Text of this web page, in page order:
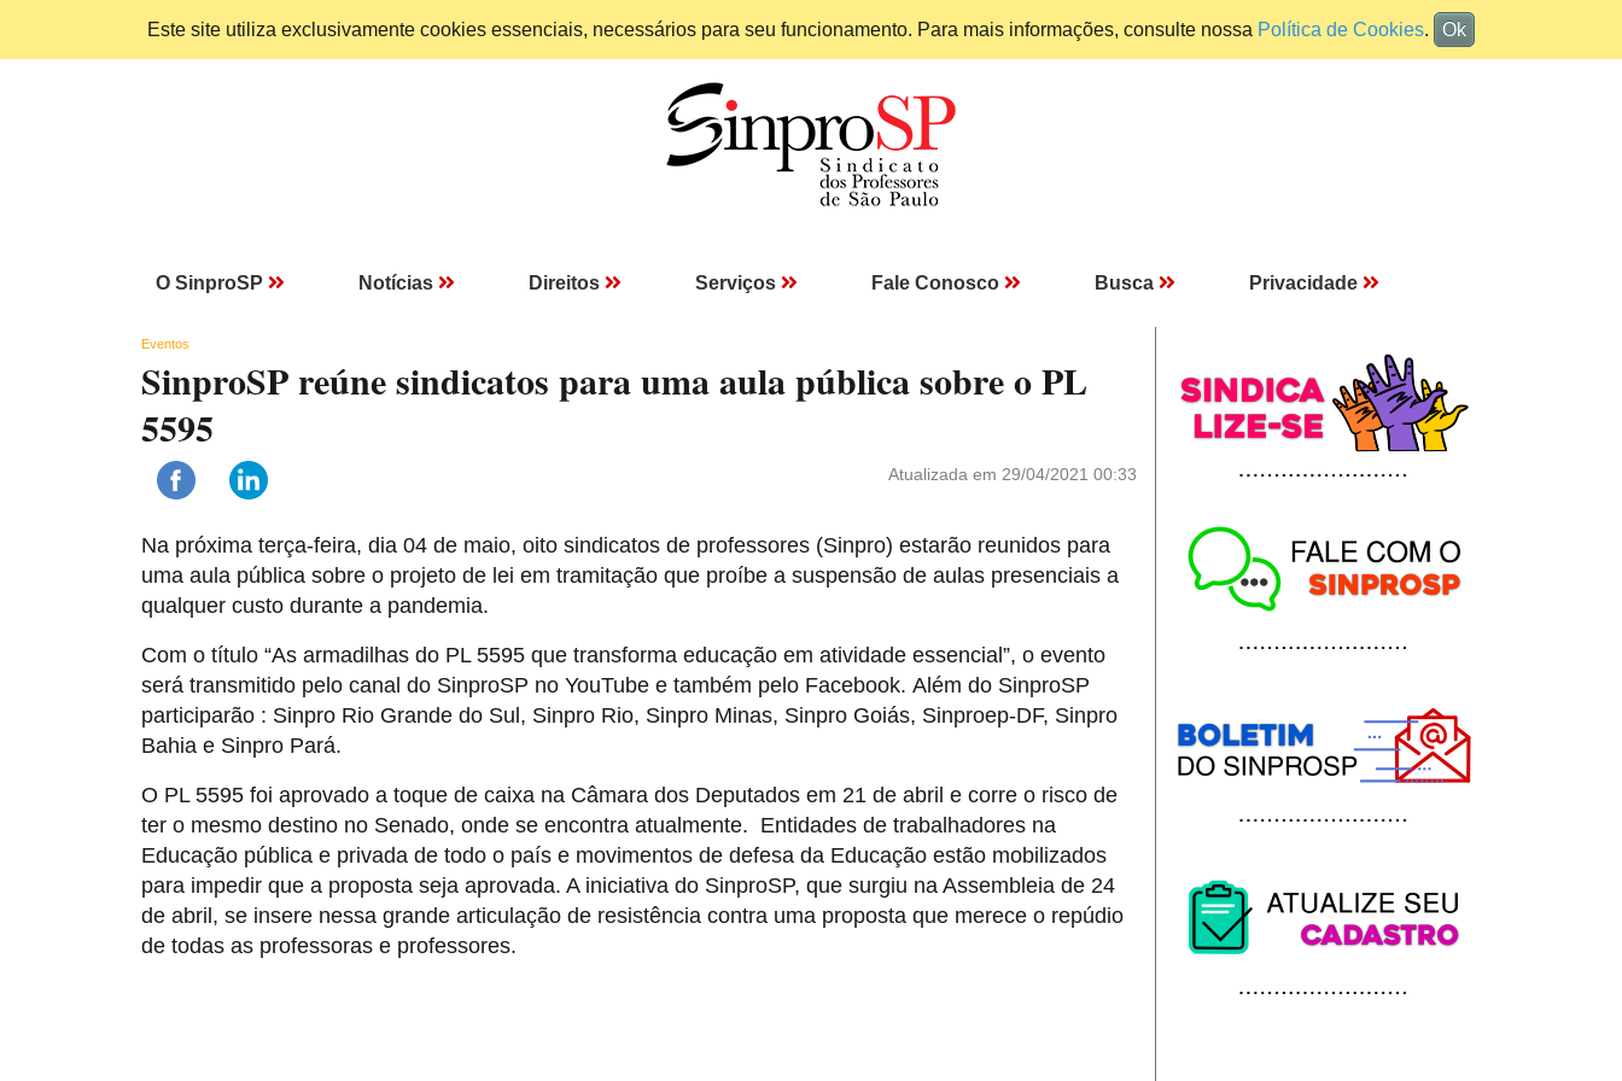
Este site utiliza exclusivamente cookies essenciais, necessários para seu funcionamento. Para mais informações, consulte nossa Política de Cookies. Ok
O SinproSP Notícias Direitos Serviços Fale Conosco Busca Privacidade
Eventos
SinproSP reúne sindicatos para uma aula pública sobre o PL
5595
Atualizada em 29/04/2021 00:33
Na próxima terça-feira, dia 04 de maio, oito sindicatos de professores (Sinpro) estarão reunidos para
uma aula pública sobre o projeto de lei em tramitação que proíbe a suspensão de aulas presenciais a
qualquer custo durante a pandemia.
Com o título “As armadilhas do PL 5595 que transforma educação em atividade essencial”, o evento
será transmitido pelo canal do SinproSP no YouTube e também pelo Facebook. Além do SinproSP
participarão : Sinpro Rio Grande do Sul, Sinpro Rio, Sinpro Minas, Sinpro Goiás, Sinproep-DF, Sinpro
Bahia e Sinpro Pará.
O PL 5595 foi aprovado a toque de caixa na Câmara dos Deputados em 21 de abril e corre o risco de
ter o mesmo destino no Senado, onde se encontra atualmente. Entidades de trabalhadores na
Educação pública e privada de todo o país e movimentos de defesa da Educação estão mobilizados
para impedir que a proposta seja aprovada. A iniciativa do SinproSP, que surgiu na Assembleia de 24
de abril, se insere nessa grande articulação de resistência contra uma proposta que merece o repúdio
de todas as professoras e professores.